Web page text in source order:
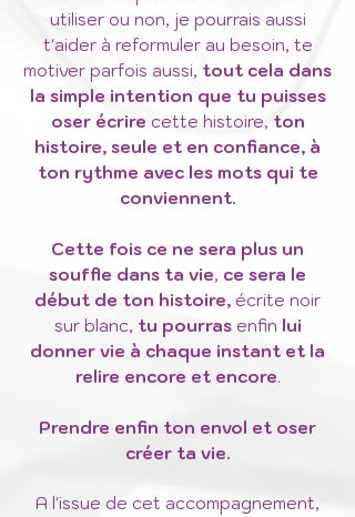
utiliser ou non, je pourrais aussi
t'aider à reformuler au besoin, te
motiver parfois aussi, tout cela dans
la simple intention que tu puisses
oser écrire cette histoire, ton
histoire, seule et en confiance, à
ton rythme avec les mots qui te
conviennent.
Cette fois ce ne sera plus un
souffle dans ta vie, ce sera le
début de ton histoire, écrite noir
sur blanc, tu pourrasenfin lui
donner vie à chaque instant et la
relire encore et encore.
Prendre enfin ton envol et oser
créer ta vie.
A l'issue de cet accompagnement,